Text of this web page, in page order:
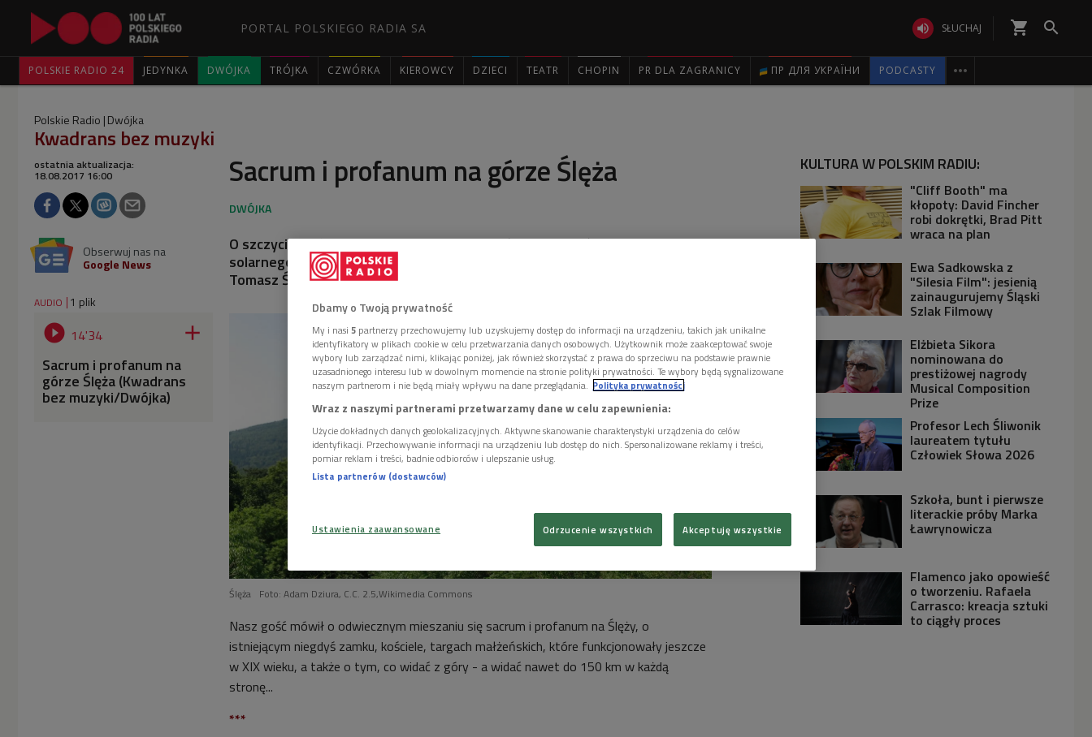
PORTAL POLSKIEGO RADIA SA  SŁUCHAJ shopping_cart 
POLSKIE RADIO 24 JEDYNKA DWÓJKA TRÓJKA CZWÓRKA KIEROWCY DZIECI TEATR CHOPIN PR DLA ZAGRANICY ПР ДЛЯ УКРАЇНИ PODCASTY 
Polskie Radio Dwójka
Kwadrans bez muzyki
Sacrum i profanum na górze Ślęża
ostatnia aktualizacja:
18.08.2017 16:00
Obserwuj nas na
Google News
O szczycie, który przed wiekami stanowił ośrodek pogańskiego kultu
solarnego, opowiadał w audycji "Kwadrans bez muzyki" przewodnik
Tomasz Śnieżek.
AUDIO 1 plik
 14'34 
Sacrum i profanum na
górze Ślęża (Kwadrans
bez muzyki/Dwójka)
Ślęża Foto: Adam Dziura, C.C. 2.5,Wikimedia Commons
Nasz gość mówił o odwiecznym mieszaniu się sacrum i profanum na Ślęży, o
istniejącym niegdyś zamku, kościele, targach małżeńskich, które funkcjonowały jeszcze
w XIX wieku, a także o tym, co widać z góry - a widać nawet do 150 km w każdą
stronę...
***
KULTURA W POLSKIM RADIU:
"Cliff Booth" ma
kłopoty: David Fincher
robi dokrętki, Brad Pitt
wraca na plan
Ewa Sadkowska z
"Silesia Film": jesienią
zainaugurujemy Śląski
Szlak Filmowy
Elżbieta Sikora
nominowana do
prestiżowej nagrody
Musical Composition
Prize
Profesor Lech Śliwonik
laureatem tytułu
Człowiek Słowa 2026
Szkoła, bunt i pierwsze
literackie próby Marka
Ławrynowicza
Flamenco jako opowieść
o tworzeniu. Rafaela
Carrasco: kreacja sztuki
to ciągły proces
Dbamy o Twoją prywatność
My i nasi 5 partnerzy przechowujemy lub uzyskujemy dostęp do informacji na urządzeniu, takich jak unikalne
identyfikatory w plikach cookie w celu przetwarzania danych osobowych. Użytkownik może zaakceptować swoje
wybory lub zarządzać nimi, klikając poniżej, jak również skorzystać z prawa do sprzeciwu na podstawie prawnie
uzasadnionego interesu lub w dowolnym momencie na stronie polityki prywatności. Te wybory będą sygnalizowane
naszym partnerom i nie będą miały wpływu na dane przeglądania. Polityka prywatności
Wraz z naszymi partnerami przetwarzamy dane w celu zapewnienia:
Użycie dokładnych danych geolokalizacyjnych. Aktywne skanowanie charakterystyki urządzenia do celów
identyfikacji. Przechowywanie informacji na urządzeniu lub dostęp do nich. Spersonalizowane reklamy i treści,
pomiar reklam i treści, badnie odbiorców i ulepszanie usług.
Lista partnerów (dostawców)
Ustawienia zaawansowane Odrzucenie wszystkich Akceptuję wszystkie